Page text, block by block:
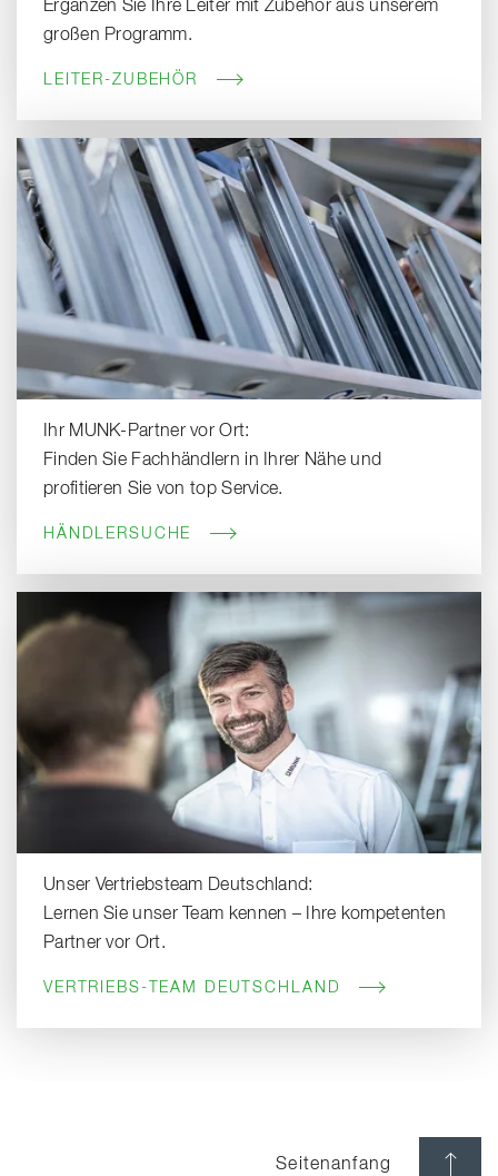
Ergänzen Sie Ihre Leiter mit Zubehör aus unserem
großen Programm.
LEITER-ZUBEHÖR
Ihr MUNK-Partner vor Ort:
Finden Sie Fachhändlern in Ihrer Nähe und
profitieren Sie von top Service.
HÄNDLERSUCHE
Unser Vertriebsteam Deutschland:
Lernen Sie unser Team kennen – Ihre kompetenten
Partner vor Ort.
VERTRIEBS-TEAM DEUTSCHLAND
Seitenanfang